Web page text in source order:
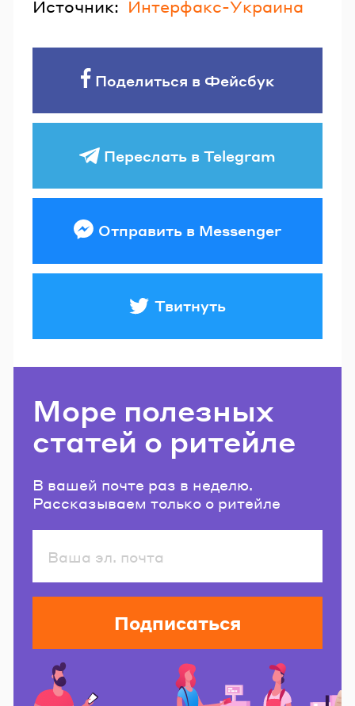
Источник: Интерфакс-Украина
Поделиться в Фейсбук
Переслать в Telegram
Отправить в Messenger
Твитнуть
Море полезных
статей о ритейле
В вашей почте раз в неделю.
Рассказываем только о ритейле
Подписаться